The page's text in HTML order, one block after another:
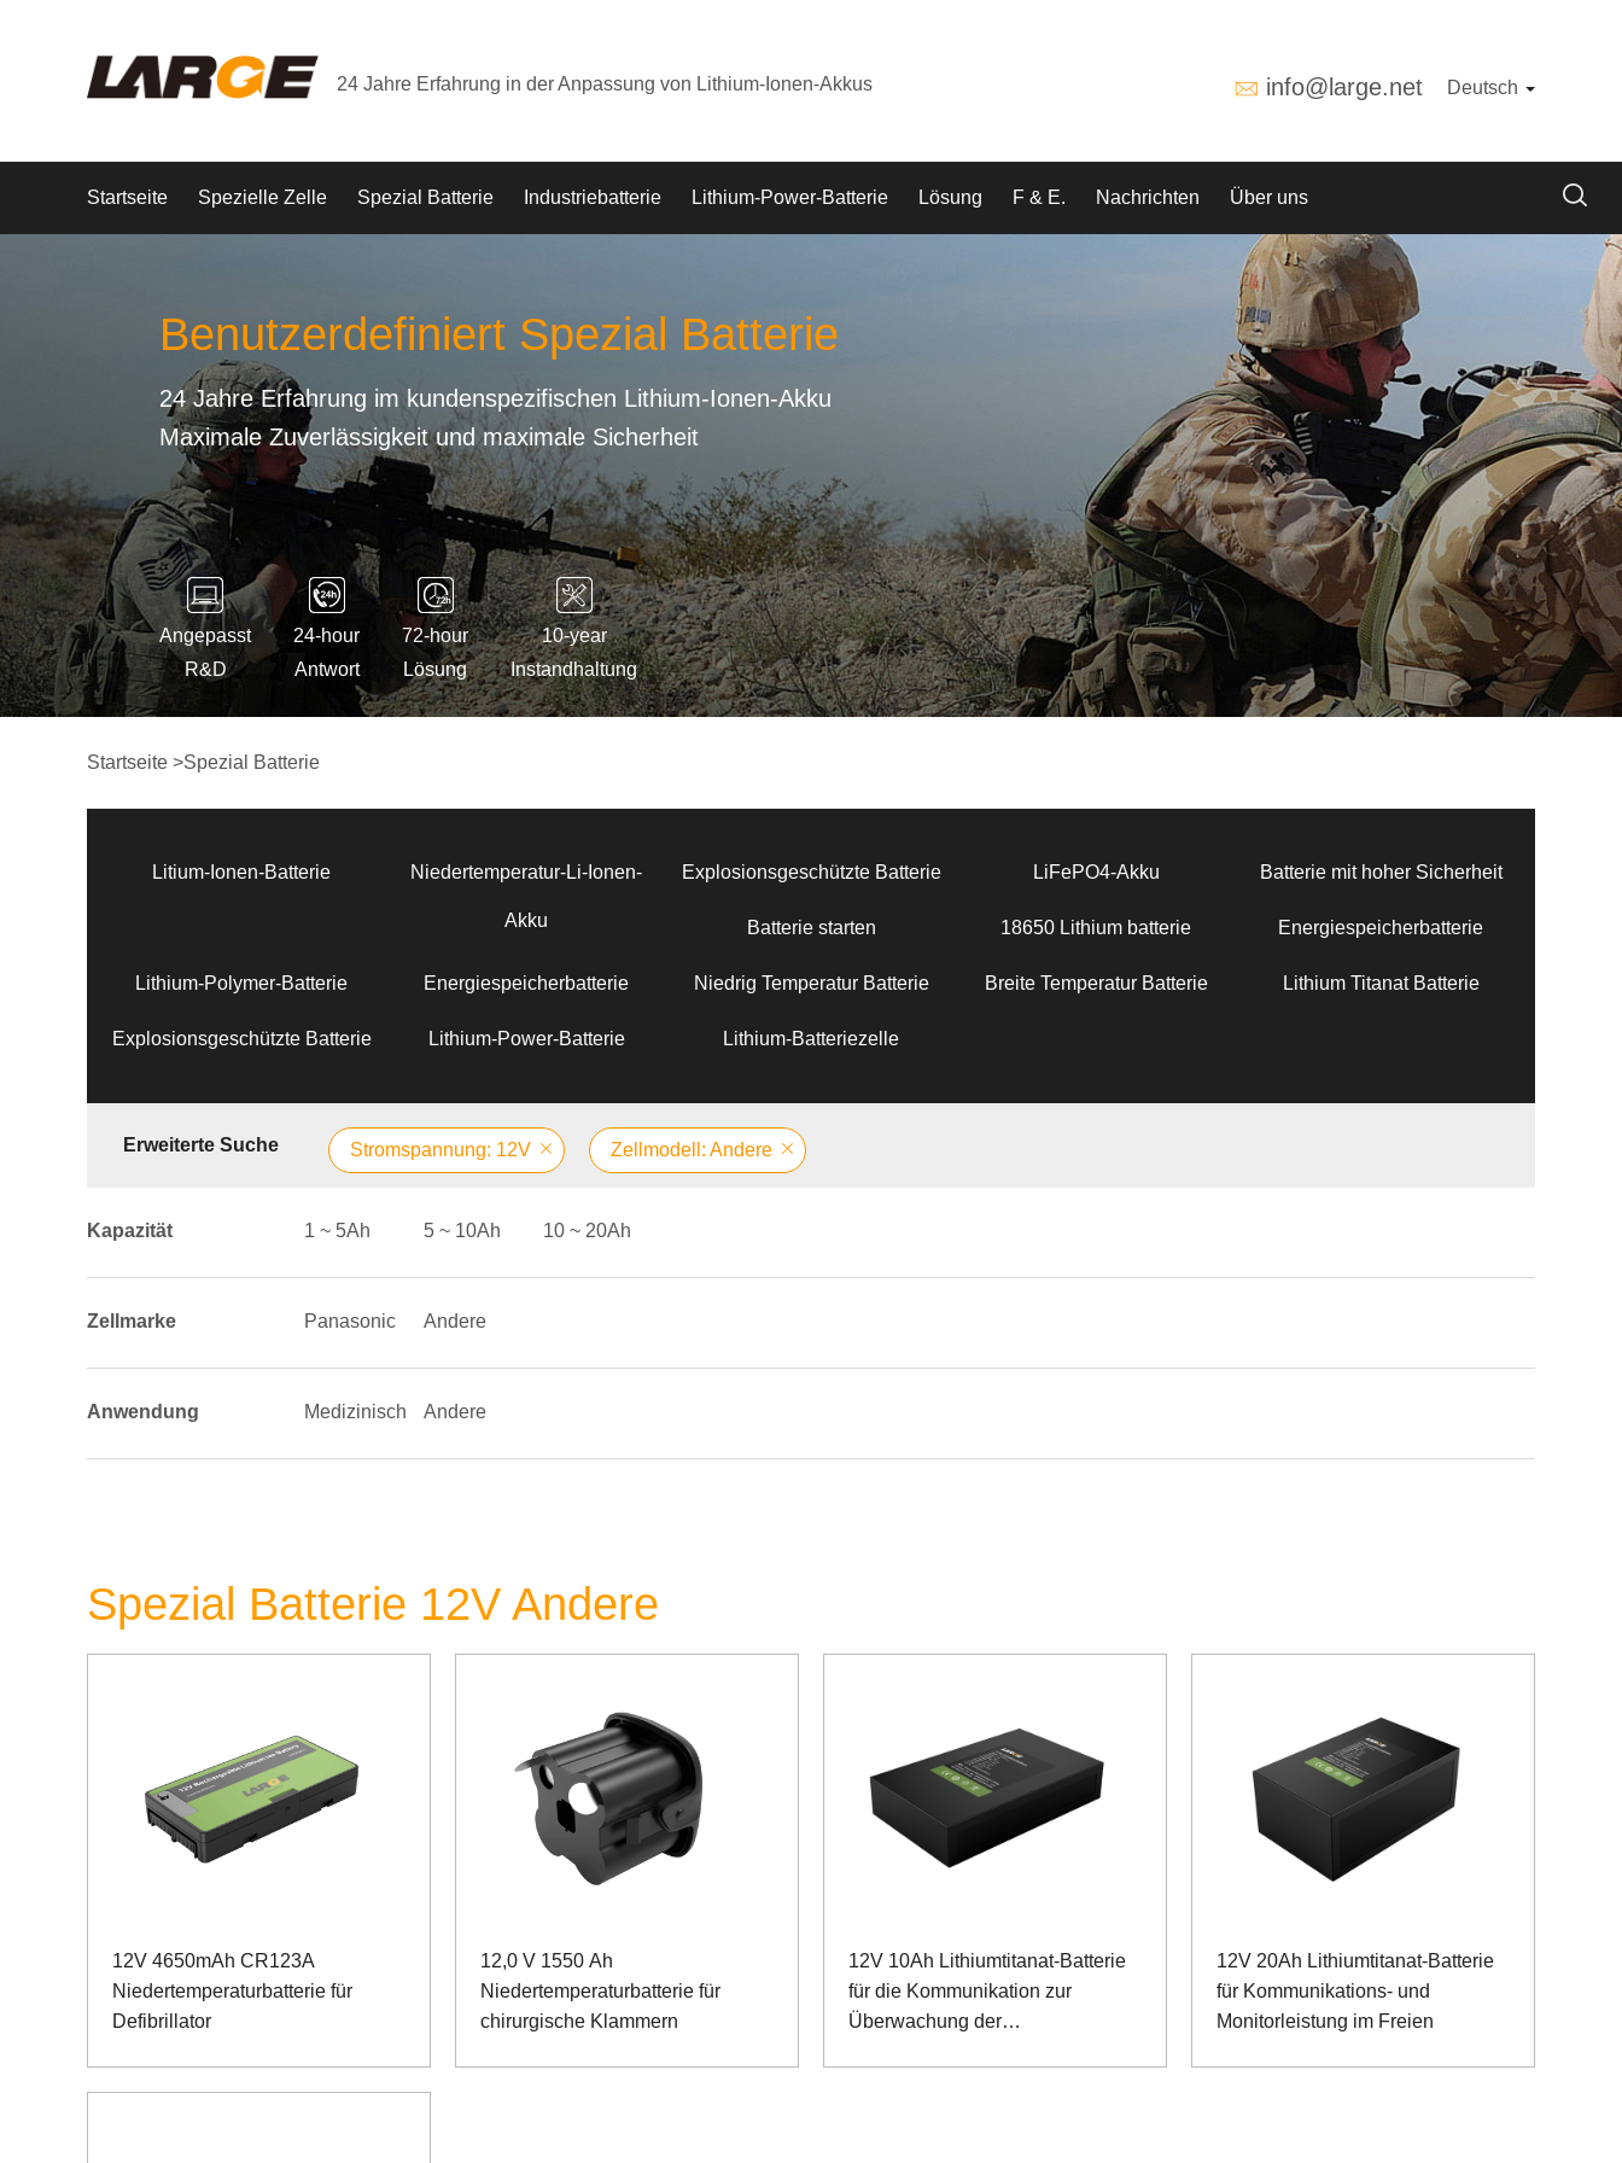
24 Jahre Erfahrung in der Anpassung von Lithium-Ionen-Akkus info@large.net Deutsch
Startseite Spezielle Zelle Spezial Batterie Industriebatterie Lithium-Power-Batterie Lösung F & E. Nachrichten Über uns
Benutzerdefiniert Spezial Batterie
24 Jahre Erfahrung im kundenspezifischen Lithium-Ionen-Akku
Maximale Zuverlässigkeit und maximale Sicherheit
Angepasst
R&D
24-hour
Antwort
72-hour
Lösung
10-year
Instandhaltung
Startseite >Spezial Batterie
Litium-Ionen-Batterie Niedertemperatur-Li-Ionen-
Akku
Explosionsgeschützte Batterie LiFePO4-Akku Batterie mit hoher Sicherheit
Batterie starten 18650 Lithium batterie Energiespeicherbatterie
Lithium-Polymer-Batterie Energiespeicherbatterie Niedrig Temperatur Batterie Breite Temperatur Batterie Lithium Titanat Batterie
Explosionsgeschützte Batterie Lithium-Power-Batterie Lithium-Batteriezelle
Erweiterte Suche Stromspannung: 12V Zellmodell: Andere
Kapazität 1 ~ 5Ah 5 ~ 10Ah 10 ~ 20Ah
Zellmarke Panasonic Andere
Anwendung Medizinisch Andere
Spezial Batterie 12V Andere
12V 4650mAh CR123A
Niedertemperaturbatterie für
Defibrillator
12,0 V 1550 Ah
Niedertemperaturbatterie für
chirurgische Klammern
12V 10Ah Lithiumtitanat-Batterie
für die Kommunikation zur
Überwachung der
12V 20Ah Lithiumtitanat-Batterie
für Kommunikations- und
Monitorleistung im Freien